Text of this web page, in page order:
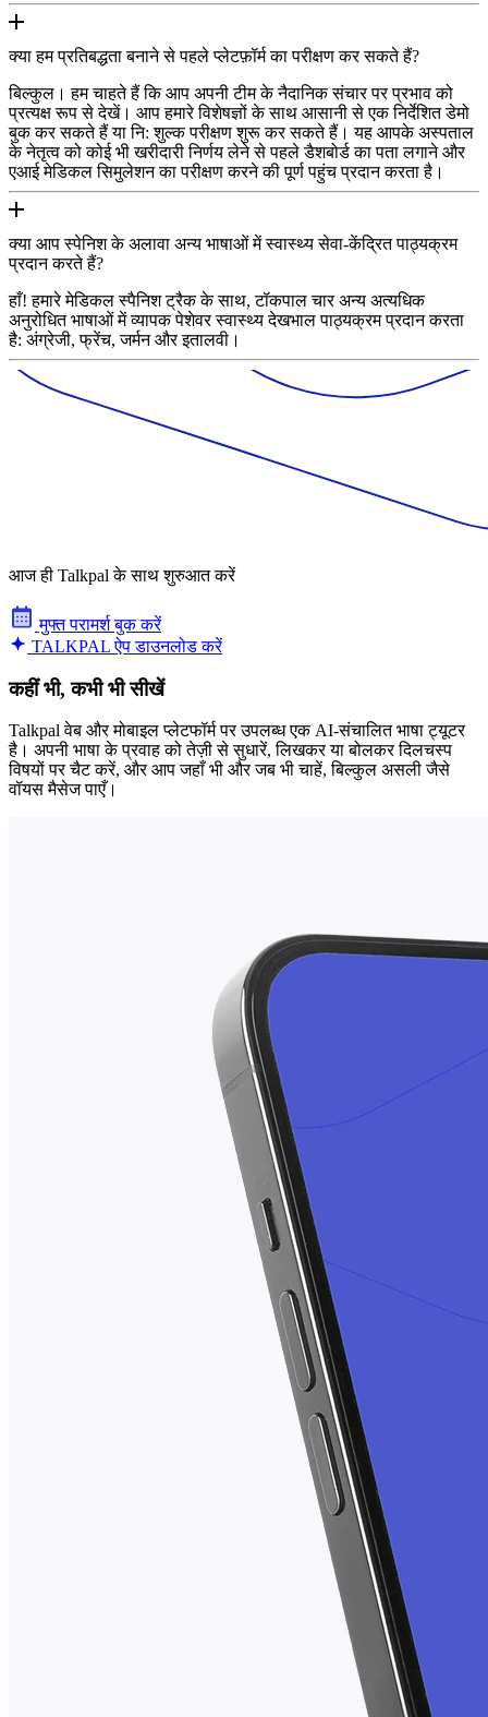
क्या हम प्रतिबद्धता बनाने से पहले प्लेटफ़ॉर्म का परीक्षण कर सकते हैं?
बिल्कुल। हम चाहते हैं कि आप अपनी टीम के नैदानिक संचार पर प्रभाव को
प्रत्यक्ष रूप से देखें। आप हमारे विशेषज्ञों के साथ आसानी से एक निर्देशित डेमो
बुक कर सकते हैं या नि: शुल्क परीक्षण शुरू कर सकते हैं। यह आपके अस्पताल
के नेतृत्व को कोई भी खरीदारी निर्णय लेने से पहले डैशबोर्ड का पता लगाने और
एआई मेडिकल सिमुलेशन का परीक्षण करने की पूर्ण पहुंच प्रदान करता है।
क्या आप स्पेनिश के अलावा अन्य भाषाओं में स्वास्थ्य सेवा-केंद्रित पाठ्यक्रम
प्रदान करते हैं?
हाँ! हमारे मेडिकल स्पैनिश ट्रैक के साथ, टॉकपाल चार अन्य अत्यधिक
अनुरोधित भाषाओं में व्यापक पेशेवर स्वास्थ्य देखभाल पाठ्यक्रम प्रदान करता
है: अंग्रेजी, फ्रेंच, जर्मन और इतालवी।
आज ही Talkpal के साथ शुरुआत करें
मुफ्त परामर्श बुक करें
TALKPAL ऐप डाउनलोड करें
कहीं भी, कभी भी सीखें
Talkpal वेब और मोबाइल प्लेटफॉर्म पर उपलब्ध एक AI-संचालित भाषा ट्यूटर
है। अपनी भाषा के प्रवाह को तेज़ी से सुधारें, लिखकर या बोलकर दिलचस्प
विषयों पर चैट करें, और आप जहाँ भी और जब भी चाहें, बिल्कुल असली जैसे
वॉयस मैसेज पाएँ।